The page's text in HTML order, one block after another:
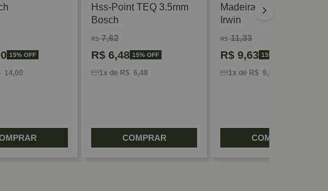
15% OFF
14,00
Hss-Point TEQ 3.5mm
Bosch
R$7,62
R$ 6,48 15% OFF
1x de R$ 6,48
COMPRAR
Madeira 110 X 8mm
Irwin
R$11,33
R$ 9,63 15% OFF
1x de R$ 9,63
COMPRAR